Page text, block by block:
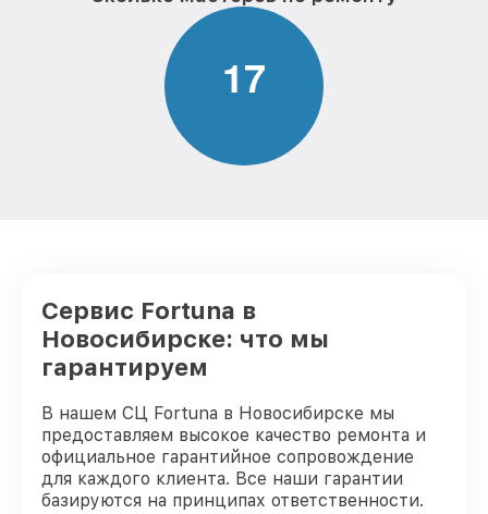
Ремонт платы управления
(восстановление) тепловизора Fortuna
Восстановление после попадания влаги
тепловизора Fortuna
Ремонт Wi-Fi тепловизора Fortuna
Ремонт разъема тепловизора Fortuna
17
Сервис Fortuna в
Новосибирске: что мы
гарантируем
В нашем СЦ Fortuna в Новосибирске мы
предоставляем высокое качество ремонта и
официальное гарантийное сопровождение
для каждого клиента. Все наши гарантии
базируются на принципах ответственности.